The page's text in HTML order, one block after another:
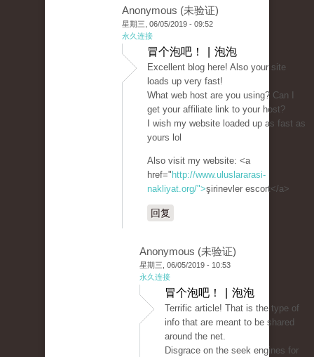
Anonymous (未验证)
星期三, 06/05/2019 - 09:52
永久连接
冒个泡吧！ | 泡泡
Excellent blog here! Also your site
loads up very fast!
What web host are you using? Can I
get your affiliate link to your host?
I wish my website loaded up as fast as
yours lol
Also visit my website: <a
href=" http://www.uluslararasi-
nakliyat.org/">şirinevler escort</a>
回复
Anonymous (未验证)
星期三, 06/05/2019 - 10:53
永久连接
冒个泡吧！ | 泡泡
Terrific article! That is the type of
info that are meant to be shared
around the net.
Disgrace on the seek engines for